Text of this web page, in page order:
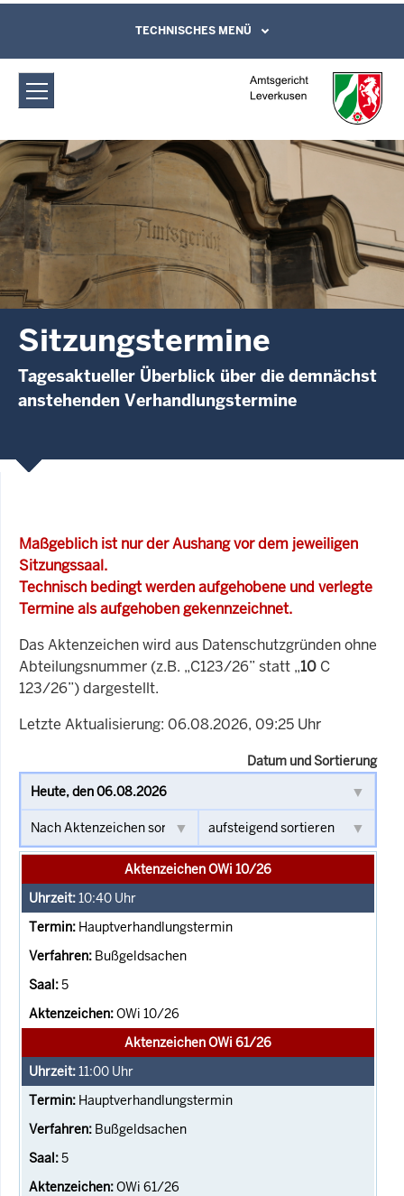
Amtsgericht Leverkusen:
Sitzungstermine
Direkt zum Inhalt
Leichte Sprache, Gebärdensprachenvideo
und Kontaktformular
TECHNISCHES MENÜ
Sitzungstermine
Tagesaktueller Überblick über die demnächst
anstehenden Verhandlungstermine
Maßgeblich ist nur der Aushang vor dem jeweiligen
Sitzungssaal.
Technisch bedingt werden aufgehobene und verlegte
Termine als aufgehoben gekennzeichnet.
Das Aktenzeichen wird aus Datenschutzgründen ohne
Abteilungsnummer (z.B. „C123/26” statt „10 C
123/26”) dargestellt.
Letzte Aktualisierung: 06.08.2026, 09:25 Uhr
Datum und Sortierung
Aktenzeichen OWi 10/26
10:40 Uhr
Hauptverhandlungstermin
Bußgeldsachen
5
OWi 10/26
Aktenzeichen OWi 61/26
11:00 Uhr
Hauptverhandlungstermin
Bußgeldsachen
5
OWi 61/26